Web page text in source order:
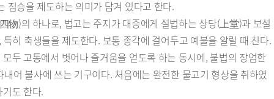
짐승을 제도하는 의미가 담겨 있다고 한다.
物)의 하나로, 법고는 주지가 대중에게 설법하는 상당(上堂)과 보설
히 축생들을 제도한다. 보통 종각에 걸어두고 예불을 알릴 때 친다.
두 고통에서 벗어나 즐거움을 얻도록 하는 동시에, 불법의 장엄한
어 불사에 쓰는 기구이다. 처음에는 완전한 물고기 형상을 취하였
도 한다.